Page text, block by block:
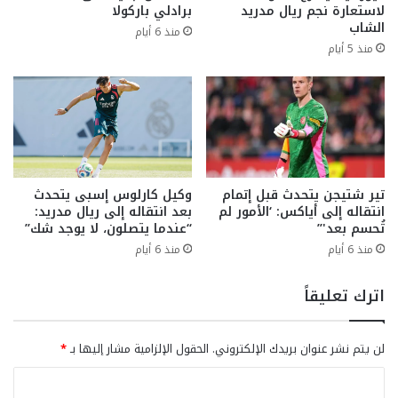
لاستعارة نجم ريال مدريد
الشاب
منذ 5 أيام
برادلي باركولا
منذ 6 أيام
تير شتيجن يتحدث قبل إتمام
انتقاله إلى أياكس: ‘الأمور لم
تُحسم بعد'”
منذ 6 أيام
وكيل كارلوس إسبى يتحدث
بعد انتقاله إلى ريال مدريد:
“عندما يتصلون، لا يوجد شك”
منذ 6 أيام
اترك تعليقاً
لن يتم نشر عنوان بريدك الإلكتروني. الحقول الإلزامية مشار إليها بـ*